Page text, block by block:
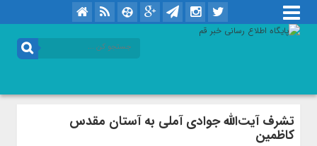
تشرف آیت‌الله جوادی آملی به آستان مقدس
کاظمین